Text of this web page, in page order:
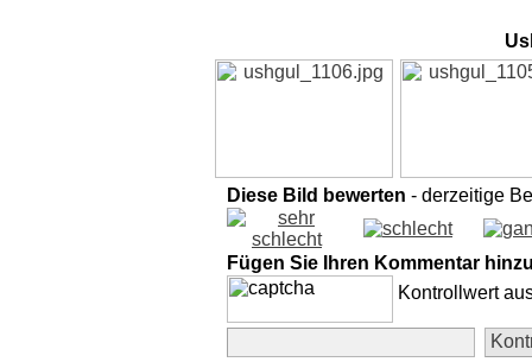
Diese Bild bewerten - derzeitige
Fügen Sie Ihren Kommentar
Kontrollwert